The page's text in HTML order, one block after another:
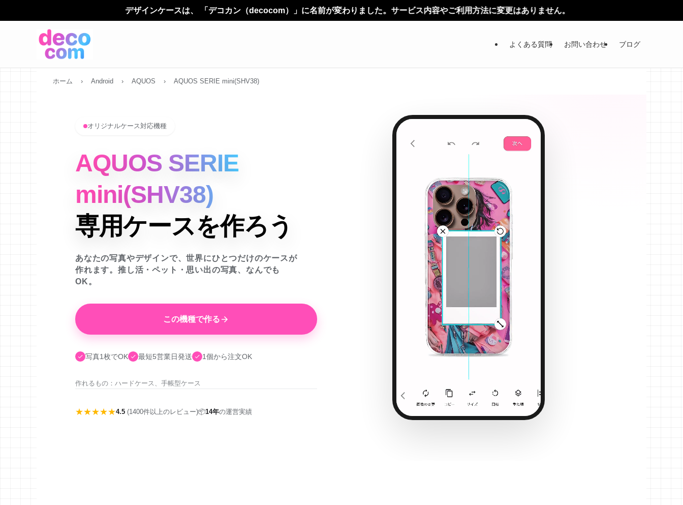
デザインケースは、 「デコカン（decocom）」に名前が変わりました。サービス内容やご利用方法に変更はありません。
よくある質問 お問い合わせ ブログ
ホーム › Android › AQUOS › AQUOS SERIE mini(SHV38)
オリジナルケース対応機種
AQUOS SERIE
mini(SHV38)
専用ケースを作ろう
あなたの写真やデザインで、世界にひとつだけのケースが
作れます。推し活・ペット・思い出の写真、なんでも
OK。
この機種で作る
写真1枚でOK 最短5営業日発送 1個から注文OK
作れるもの：ハードケース、手帳型ケース
★★★★★4.5 (1400件以上のレビュー)📦14年の運営実績